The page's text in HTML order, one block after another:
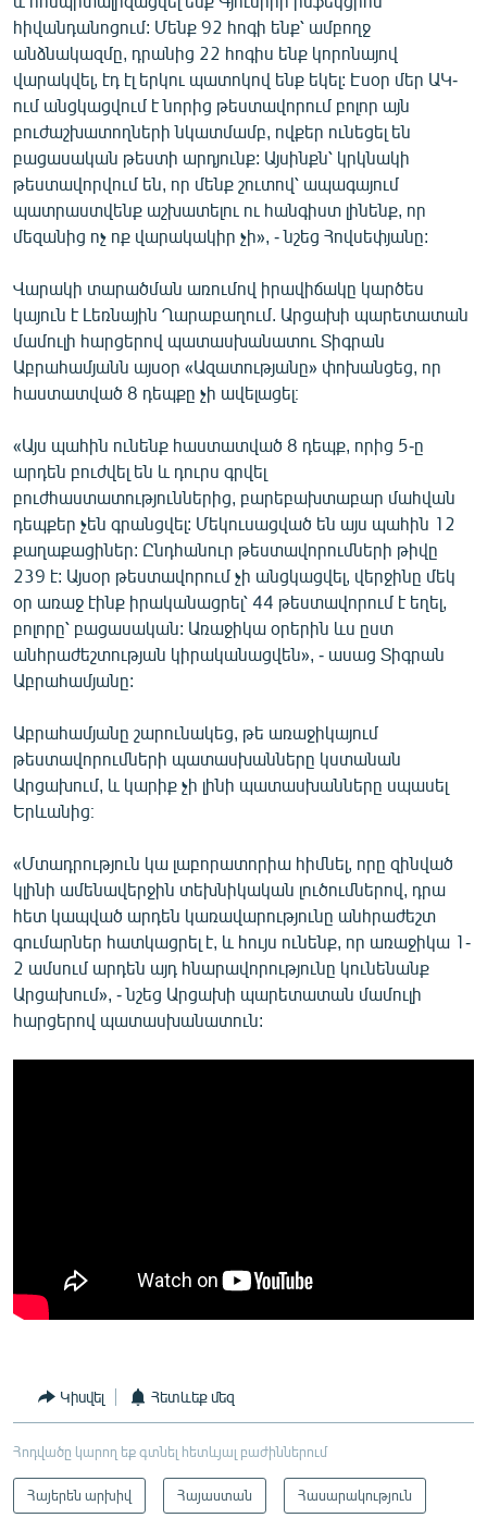
հիվանդանոցում: Մենք 92 հոգի ենք՝ ամբողջ
անձնակազմը, դրանից 22 հոգիս ենք կորոնայով
վարակվել, էդ էլ երկու պատոկով ենք եկել: Էսօր մեր ԱԿ-
ում անցկացվում է նորից թեստավորում բոլոր այն
բուժաշխատողների նկատմամբ, ովքեր ունեցել են
բացասական թեստի արդյունք: Այսինքն՝ կրկնակի
թեստավորվում են, որ մենք շուտով՝ ապագայում
պատրաստվենք աշխատելու ու հանգիստ լինենք, որ
մեզանից ոչ ոք վարակակիր չի», - նշեց Հովսեփյանը:
Վարակի տարածման առումով իրավիճակը կարծես
կայուն է Լեռնային Ղարաբաղում. Արցախի պարետատան
մամուլի հարցերով պատասխանատու Տիգրան
Աբրահամյանն այսօր «Ազատությանը» փոխանցեց, որ
հաստատված 8 դեպքը չի ավելացել։
«Այս պահին ունենք հաստատված 8 դեպք, որից 5-ը
արդեն բուժվել են և դուրս գրվել
բուժհաստատություններից, բարեբախտաբար մահվան
դեպքեր չեն գրանցվել: Մեկուսացված են այս պահին 12
քաղաքացիներ: Ընդհանուր թեստավորումների թիվը
239 է: Այսօր թեստավորում չի անցկացվել, վերջինը մեկ
օր առաջ էինք իրականացրել՝ 44 թեստավորում է եղել,
բոլորը՝ բացասական: Առաջիկա օրերին ևս ըստ
անհրաժեշտության կիրականացվեն», - ասաց Տիգրան
Աբրահամյանը:
Աբրահամյանը շարունակեց, թե առաջիկայում
թեստավորումների պատասխանները կստանան
Արցախում, և կարիք չի լինի պատասխանները սպասել
Երևանից։
«Մտադրություն կա լաբորատորիա հիմնել, որը զինված
կլինի ամենավերջին տեխնիկական լուծումներով, դրա
հետ կապված արդեն կառավարությունը անհրաժեշտ
գումարներ հատկացրել է, և հույս ունենք, որ առաջիկա 1-
2 ամսում արդեն այդ հնարավորությունը կունենանք
Արցախում», - նշեց Արցախի պարետատան մամուլի
հարցերով պատասխանատուն:
Կիսվել Հետևեք մեզ
Հոդվածը կարող եք գտնել հետևյալ բաժիններում
Հայերեն արխիվ Հայաստան Հասարակություն